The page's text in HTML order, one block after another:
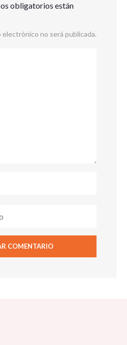
obligatorios están
no será publicada.